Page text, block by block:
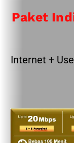
Paket
Internet +